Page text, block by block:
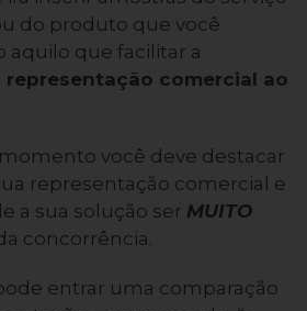
do produto que você
aquilo que facilitar a
representação comercial ao
você deve destacar
representação comercial e
a sua solução ser MUITO
concorrência.
entrar uma comparação